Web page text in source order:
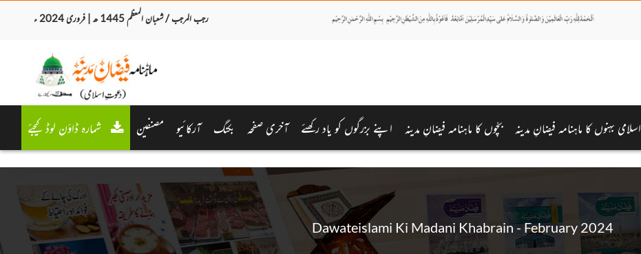
رجب المرجب / شعبان المعظم 1445 ھ | فروری 2024 ء
اسلامی بہنوں کا ماہنامہ فیضانِ مدینہ بچّوں کا ماہنامہ فیضانِ مدینہ اپنے بزرگوں کو یاد رکھئے آخری صفحہ بکنگ آرکائیو مصنفین شمارہ ڈاؤن لوڈ کیجئے
Dawateislami Ki Madani Khabrain - February 2024